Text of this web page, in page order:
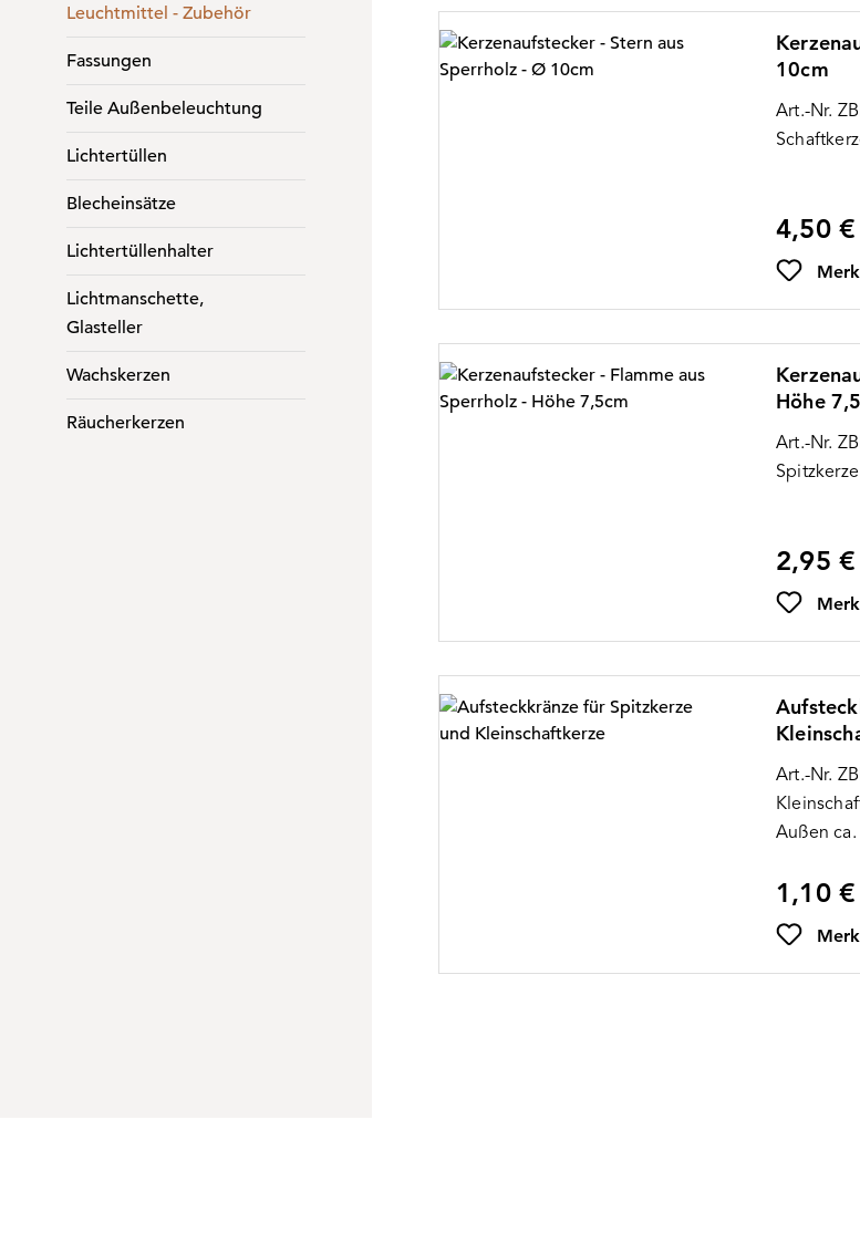
Leuchtmittel - Zubehör
Fassungen
Teile Außenbeleuchtung
Lichtertüllen
Blecheinsätze
Lichtertüllenhalter
Lichtmanschette,
Glasteller
Wachskerzen
Räucherkerzen
10cm
Art.-Nr.
Regulärer
4,50 €
Höhe
Art.-Nr.
Regulärer
2,95 €
Art.-Nr.
Kleinschaftkerze Material:
Außen
Regulärer
1,10 €